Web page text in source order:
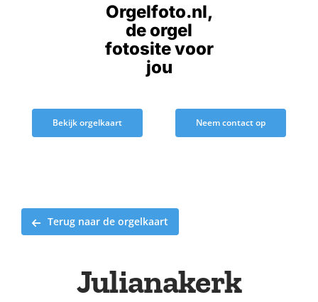
Orgelfoto.nl,
de orgel
fotosite voor
jou
Bekijk orgelkaart Neem contact op
Terug naar de orgelkaart
Julianakerk